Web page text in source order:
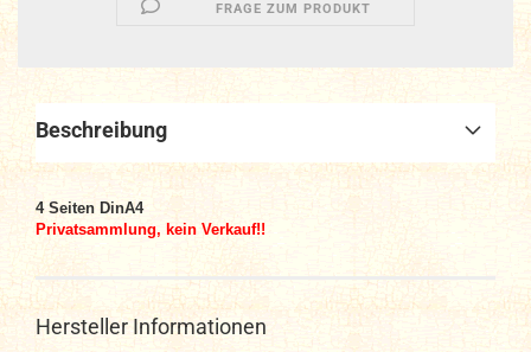
FRAGE ZUM PRODUKT
Beschreibung
4 Seiten DinA4
Privatsammlung, kein Verkauf!!
Hersteller Informationen